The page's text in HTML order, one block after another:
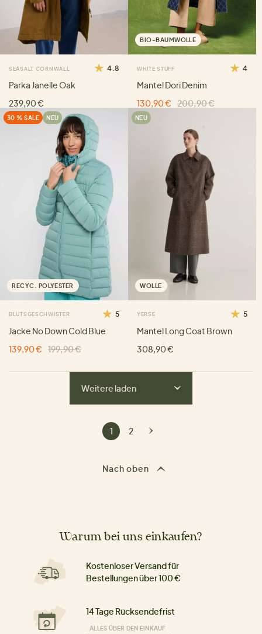
SEASALT CORNWALL 4.8
Parka Janelle Oak
239,90 €
BIO-BAUMWOLLE
WHITE STUFF 4
Mantel Dori Denim
130,90 €
200,90 €
30 % SALE NEU
RECYC. POLYESTER
BLUTSGESCHWISTER 5
Jacke No Down Cold Blue
139,90 €
199,90 €
NEU
WOLLE
YERSE 5
Mantel Long Coat Brown
308,90 €
Nach oben
Weitere laden
1 2
Warum bei uns einkaufen?
Kostenloser Versand für
Bestellungen über 100 €
14 Tage Rücksendefrist
ALLES ÜBER DEN EINKAUF